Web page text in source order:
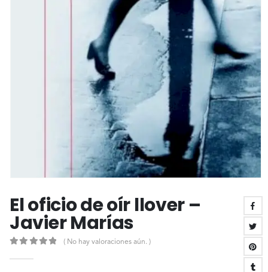
El oficio de oír llover –
Javier Marías
( No hay valoraciones aún. )